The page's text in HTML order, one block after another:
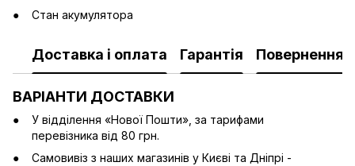
Стан акумулятора
Доставка і оплата Гарантія Повернення
ВАРІАНТИ ДОСТАВКИ
У відділення «Нової Пошти», за тарифами
перевізника від 80 грн.
Cамовивіз з наших магазинів у Києві та Дніпрі -